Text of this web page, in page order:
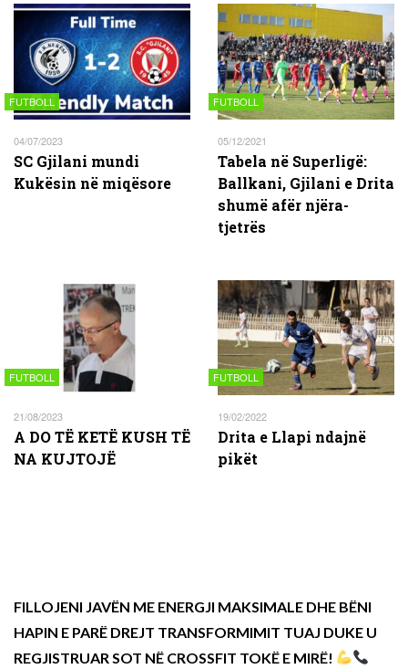
FUTBOLL
04/07/2023
SC Gjilani mundi
Kukësin në miqësore
FUTBOLL
05/12/2021
Tabela në Superligë:
Ballkani, Gjilani e Drita
shumë afër njëra-
tjetrës
FUTBOLL
21/08/2023
A DO TË KETË KUSH TË
NA KUJTOJË
FUTBOLL
19/02/2022
Drita e Llapi ndajnë
pikët
FILLOJENI JAVËN ME ENERGJI MAKSIMALE DHE BËNI
HAPIN E PARË DREJT TRANSFORMIMIT TUAJ DUKE U
REGJISTRUAR SOT NË CROSSFIT TOKË E MIRË!